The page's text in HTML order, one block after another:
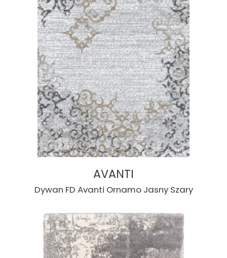
AVANTI
Dywan FD Avanti Ornamo Jasny Szary